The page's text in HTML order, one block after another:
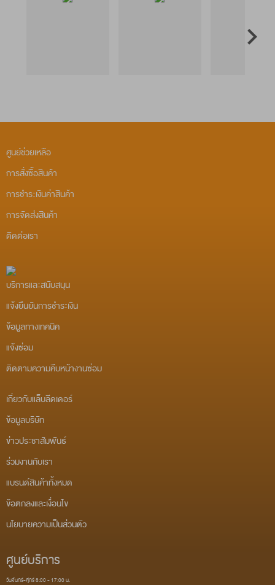
ศูนย์ช่วยเหลือ
การสั่งซื้อสินค้า
การชำระเงินค่าสินค้า
การจัดส่งสินค้า
ติดต่อเรา
บริการและสนับสนุน
แจ้งยืนยันการชำระเงิน
ข้อมูลทางเทคนิค
แจ้งซ่อม
ติดตามความคืบหน้างานซ่อม
เกี่ยวกับแล็บลีดเดอร์
ข้อมูลบริษัท
ข่าวประชาสัมพันธ์
ร่วมงานกับเรา
แบรนด์สินค้าทั้งหมด
ข้อตกลงและเงื่อนไข
นโยบายความเป็นส่วนตัว
ศูนย์บริการ
วันจันทร์-ศุกร์ 8:00 - 17:00 น.